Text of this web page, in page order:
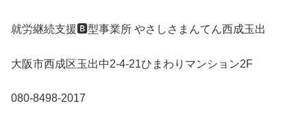
就労継続支援🅱️型事業所 やさしさまんてん西成玉出
大阪市西成区玉出中2-4-21ひまわりマンション2F
080-8498-2017